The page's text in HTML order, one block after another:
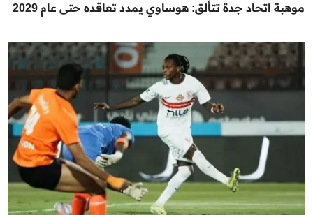
موهبة اتحاد جدة تتألق: هوساوي يمدد تعاقده حتى عام 2029